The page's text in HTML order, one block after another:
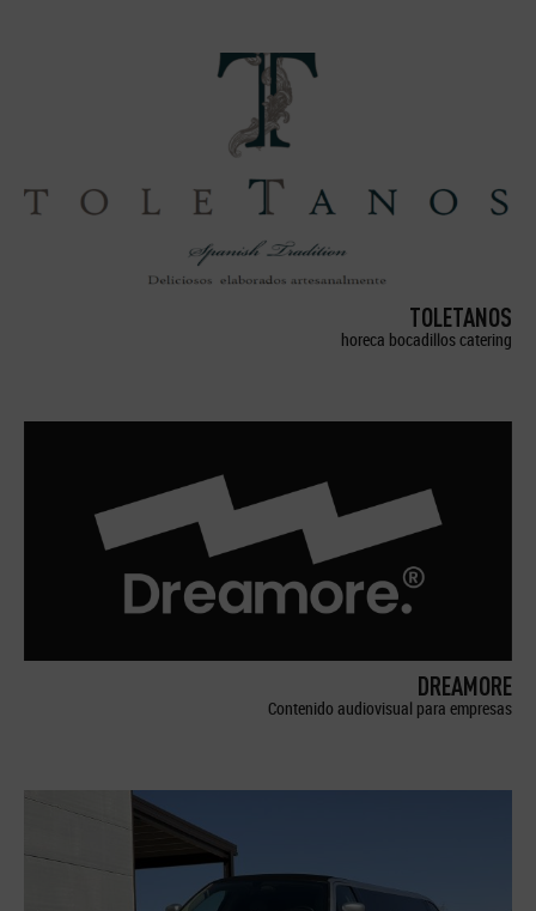
TOLETANOS
horeca bocadillos catering
DREAMORE
Contenido audiovisual para empresas